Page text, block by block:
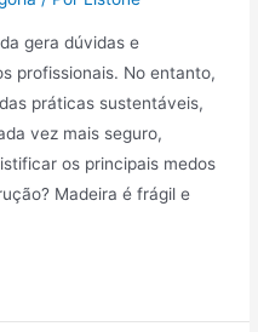
gera dúvidas e
profissionais. No entanto,
práticas sustentáveis,
vez mais seguro,
os principais medos
Madeira é frágil e